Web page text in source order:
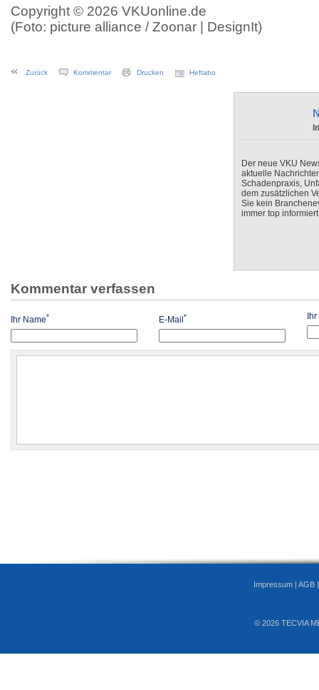
Copyright © 2026 VKUonline.de
(Foto: picture alliance / Zoonar | DesignIt)
Zurück Kommentar Drucken Heftabo
Der neue VKU
aktuelle
Schadenpraxis,
dem zusätzlichen
Sie kein
immer top
Kommentar verfassen
Ihr Name* E-Mail* Ihr
Impressum | AGB
© 2026 TECVIA